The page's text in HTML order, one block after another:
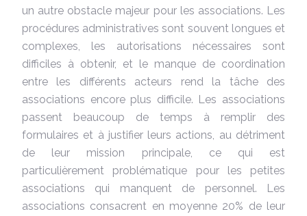
un autre obstacle majeur pour les associations. Les
procédures administratives sont souvent longues et
complexes, les autorisations nécessaires sont
difficiles à obtenir, et le manque de coordination
entre les différents acteurs rend la tâche des
associations encore plus difficile. Les associations
passent beaucoup de temps à remplir des
formulaires et à justifier leurs actions, au détriment
de leur mission principale, ce qui est
particulièrement problématique pour les petites
associations qui manquent de personnel. Les
associations consacrent en moyenne 20% de leur